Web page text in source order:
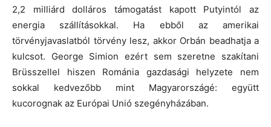
2,2 milliárd dolláros támogatást kapott Putyintól az
energia szállításokkal. Ha ebből az amerikai
törvényjavaslatból törvény lesz, akkor Orbán beadhatja a
kulcsot. George Simion ezért sem szeretne szakítani
Brüsszellel hiszen Románia gazdasági helyzete nem
sokkal kedvezőbb mint Magyarországé: együtt
kucorognak az Európai Unió szegényházában.